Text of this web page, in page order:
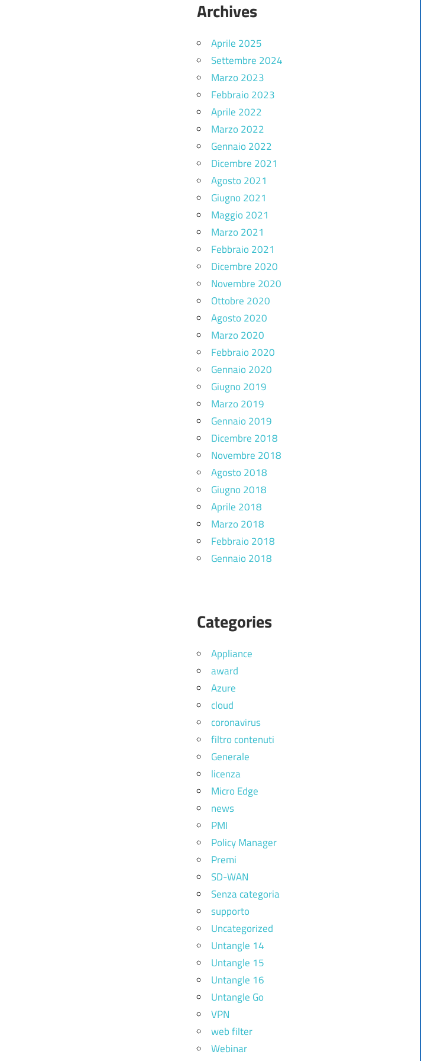
Archives
Aprile 2025
Settembre 2024
Marzo 2023
Febbraio 2023
Aprile 2022
Marzo 2022
Gennaio 2022
Dicembre 2021
Agosto 2021
Giugno 2021
Maggio 2021
Marzo 2021
Febbraio 2021
Dicembre 2020
Novembre 2020
Ottobre 2020
Agosto 2020
Marzo 2020
Febbraio 2020
Gennaio 2020
Giugno 2019
Marzo 2019
Gennaio 2019
Dicembre 2018
Novembre 2018
Agosto 2018
Giugno 2018
Aprile 2018
Marzo 2018
Febbraio 2018
Gennaio 2018
Categories
Appliance
award
Azure
cloud
coronavirus
filtro contenuti
Generale
licenza
Micro Edge
news
PMI
Policy Manager
Premi
SD-WAN
Senza categoria
supporto
Uncategorized
Untangle 14
Untangle 15
Untangle 16
Untangle Go
VPN
web filter
Webinar